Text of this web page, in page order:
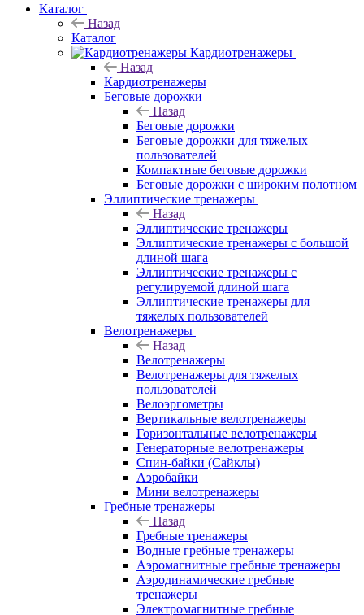
Каталог
Назад
Каталог
Кардиотренажеры
Назад
Кардиотренажеры
Беговые дорожки
Назад
Беговые дорожки
Беговые дорожки для тяжелых
пользователей
Компактные беговые дорожки
Беговые дорожки с широким полотном
Эллиптические тренажеры
Назад
Эллиптические тренажеры
Эллиптические тренажеры с большой
длиной шага
Эллиптические тренажеры с
регулируемой длиной шага
Эллиптические тренажеры для
тяжелых пользователей
Велотренажеры
Назад
Велотренажеры
Велотренажеры для тяжелых
пользователей
Велоэргометры
Вертикальные велотренажеры
Горизонтальные велотренажеры
Генераторные велотренажеры
Спин-байки (Сайклы)
Аэробайки
Мини велотренажеры
Гребные тренажеры
Назад
Гребные тренажеры
Водные гребные тренажеры
Аэромагнитные гребные тренажеры
Аэродинамические гребные
тренажеры
Электромагнитные гребные